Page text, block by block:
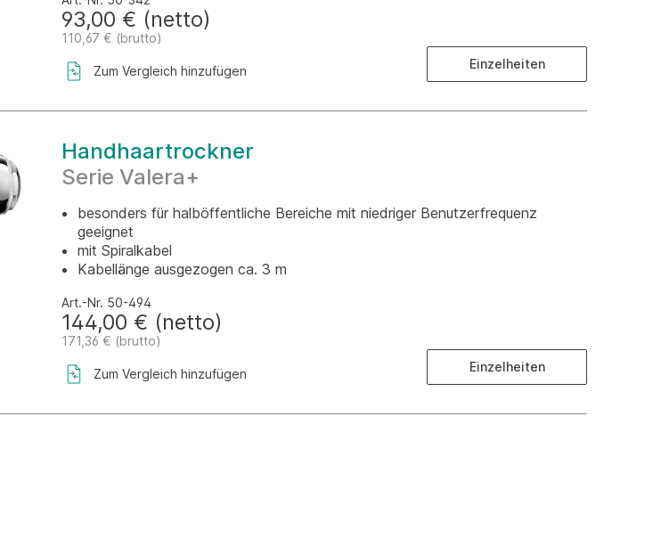
93,00 € (netto)
110,67 € (brutto)
Zum Vergleich hinzufügen Einzelheiten
Handhaartrockner
Serie Valera+
besonders für halböffentliche Bereiche mit niedriger Benutzerfrequenz
geeignet
mit Spiralkabel
Kabellänge ausgezogen ca. 3 m
Art.-Nr. 50-494
144,00 € (netto)
171,36 € (brutto)
Zum Vergleich hinzufügen Einzelheiten